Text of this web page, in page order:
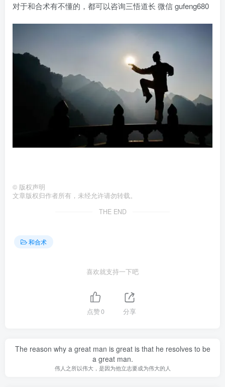
对于和合术有不懂的，都可以咨询三悟道长 微信 gufeng680
© 版权声明
文章版权归作者所有，未经允许请勿转载。
THE END
和合术
喜欢就支持一下吧
点赞0 分享
The reason why a great man is great is that he resolves to be
a great man.
伟人之所以伟大，是因为他立志要成为伟大的人